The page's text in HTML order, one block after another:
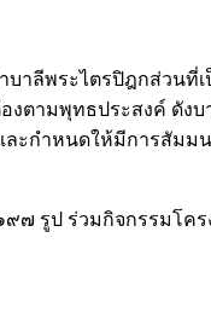
บาลีพระไตรปิฎกส่วนที่
งตามพุทธประสงค์ ดัง
ละกำหนดให้มีการสัม
๙๗ รูป ร่วมกิจกรรมโคร